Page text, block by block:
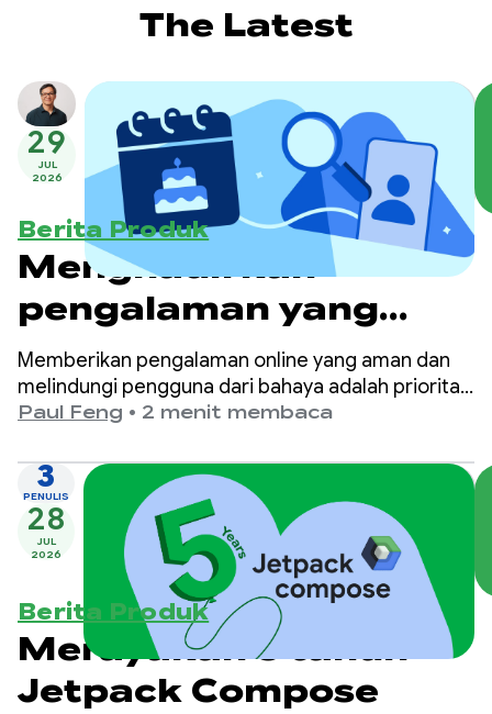
menambahkan dimensi biaya dan efisiensi ke
papan peringkat.The Latest
29
JUL
2026
Berita Produk
Menghadirkan
pengalaman yang
lebih aman dan sesuai
usia di Google Play
Memberikan pengalaman online yang aman dan
melindungi pengguna dari bahaya adalah prioritas
utama di Google Play.
Paul Feng • 2 menit membaca
3
PENULIS
28
JUL
2026
Berita Produk
Merayakan 5 tahun
Jetpack Compose